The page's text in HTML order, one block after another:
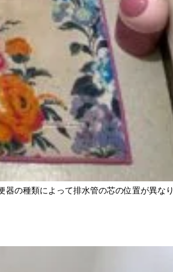
器の種類によって排水管の芯の位置が異なり